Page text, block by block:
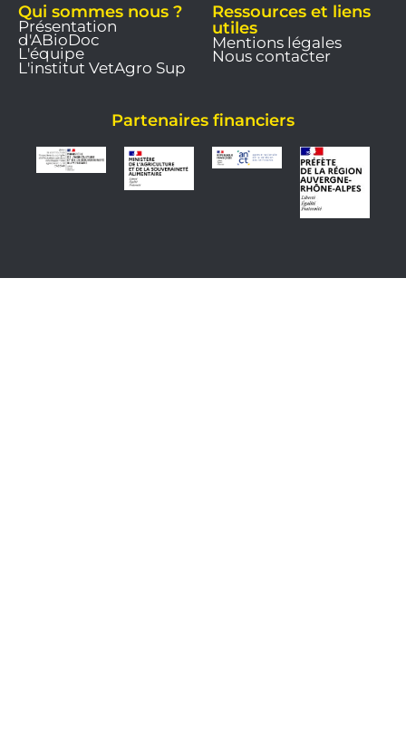
Qui sommes nous ?
Présentation
d'ABioDoc
L'équipe
L'institut VetAgro Sup
Ressources et liens
utiles
Mentions légales
Nous contacter
Partenaires financiers